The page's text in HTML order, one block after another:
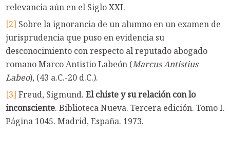
relevancia aún en el Siglo XXI.
[2] Sobre la ignorancia de un alumno en un examen de
jurisprudencia que puso en evidencia su
desconocimiento con respecto al reputado abogado
romano Marco Antistio Labeón (Marcus Antistius
Labeo), (43 a.C.-20 d.C.).
[3] Freud, Sigmund. El chiste y su relación con lo
inconsciente. Biblioteca Nueva. Tercera edición. Tomo I.
Página 1045. Madrid, España. 1973.